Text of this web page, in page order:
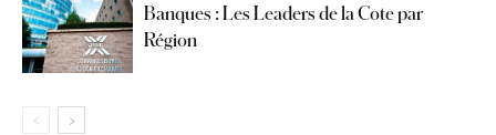
Banques : Les Leaders de la Cote par
Région